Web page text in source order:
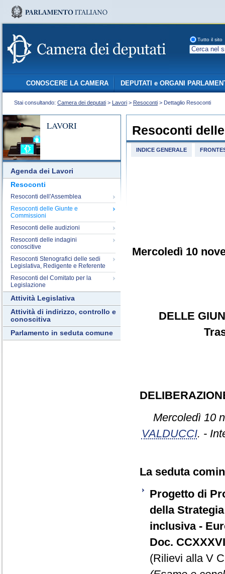
Tutto il sito
CONOSCERE LA CAMERA DEPUTATI e ORGANI
Stai consultando: Camera dei deputati > Lavori > Resoconti > Dettaglio Resoconti
LAVORI
Agenda dei Lavori
Resoconti
Resoconti dell'Assemblea
Resoconti delle Giunte e
Commissioni
Resoconti delle audizioni
Resoconti delle indagini
conoscitive
Resoconti Stenografici delle sedi
Legislativa, Redigente e Referente
Resoconti del Comitato per la
Legislazione
Attività Legislativa
Attività di indirizzo, controllo e
conoscitiva
Parlamento in seduta comune
Resoconti
INDICE GENERALE
Mercoledì 10
DELLE
Mercoledì 10
VALDUCCI. -
La seduta
Progetto di
della
inclusiva -
Doc.
(Rilievi alla V